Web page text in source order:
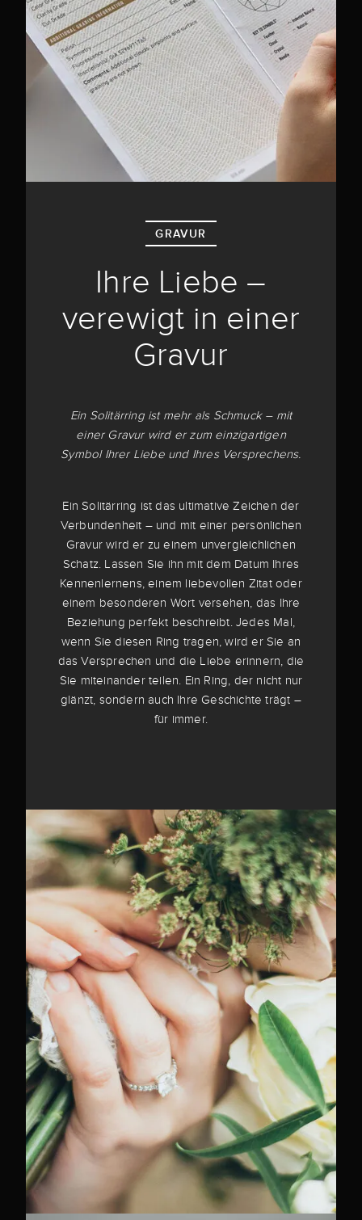
GRAVUR
Ihre Liebe –
verewigt in einer
Gravur
Ein Solitärring ist mehr als Schmuck – mit
einer Gravur wird er zum einzigartigen
Symbol Ihrer Liebe und Ihres Versprechens.
Ein Solitärring ist das ultimative Zeichen der
Verbundenheit – und mit einer persönlichen
Gravur wird er zu einem unvergleichlichen
Schatz. Lassen Sie ihn mit dem Datum Ihres
Kennenlernens, einem liebevollen Zitat oder
einem besonderen Wort versehen, das Ihre
Beziehung perfekt beschreibt. Jedes Mal,
wenn Sie diesen Ring tragen, wird er Sie an
das Versprechen und die Liebe erinnern, die
Sie miteinander teilen. Ein Ring, der nicht nur
glänzt, sondern auch Ihre Geschichte trägt –
für immer.